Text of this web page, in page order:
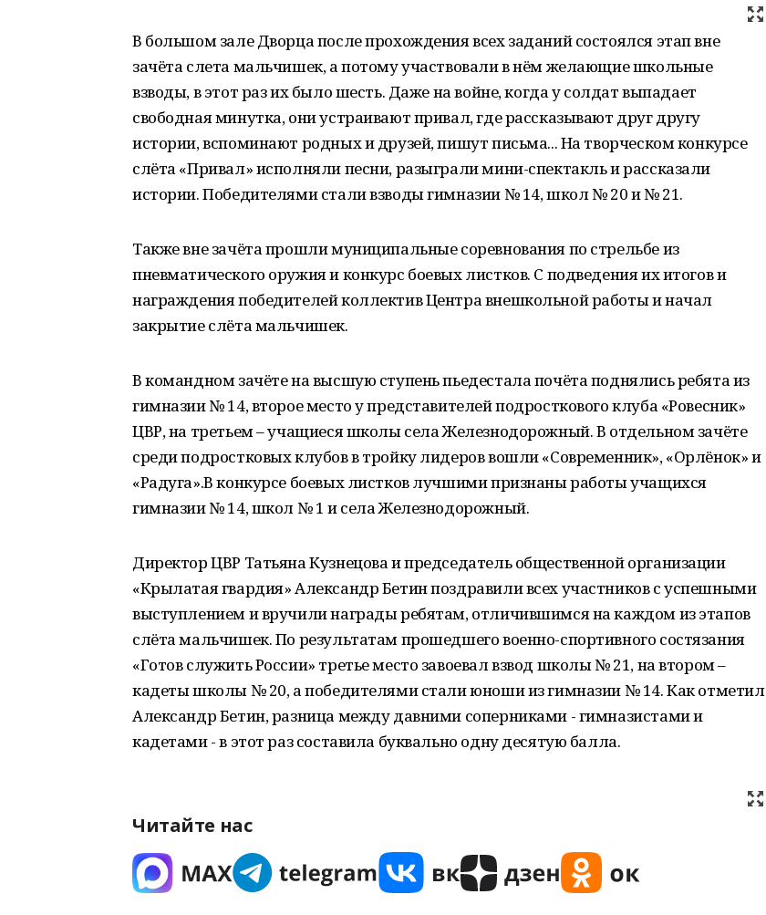
В большом зале Дворца после прохождения всех заданий состоялся этап вне
зачёта слета мальчишек, а потому участвовали в нём желающие школьные
взводы, в этот раз их было шесть. Даже на войне, когда у солдат выпадает
свободная минутка, они устраивают привал, где рассказывают друг другу
истории, вспоминают родных и друзей, пишут письма... На творческом конкурсе
слёта «Привал» исполняли песни, разыграли мини-спектакль и рассказали
истории. Победителями стали взводы гимназии № 14, школ № 20 и № 21.
Также вне зачёта прошли муниципальные соревнования по стрельбе из
пневматического оружия и конкурс боевых листков. С подведения их итогов и
награждения победителей коллектив Центра внешкольной работы и начал
закрытие слёта мальчишек.
В командном зачёте на высшую ступень пьедестала почёта поднялись ребята из
гимназии № 14, второе место у представителей подросткового клуба «Ровесник»
ЦВР, на третьем – учащиеся школы села Железнодорожный. В отдельном зачёте
среди подростковых клубов в тройку лидеров вошли «Современник», «Орлёнок» и
«Радуга».В конкурсе боевых листков лучшими признаны работы учащихся
гимназии № 14, школ № 1 и села Железнодорожный.
Директор ЦВР Татьяна Кузнецова и председатель общественной организации
«Крылатая гвардия» Александр Бетин поздравили всех участников с успешными
выступлением и вручили награды ребятам, отличившимся на каждом из этапов
слёта мальчишек. По результатам прошедшего военно-спортивного состязания
«Готов служить России» третье место завоевал взвод школы № 21, на втором –
кадеты школы № 20, а победителями стали юноши из гимназии № 14. Как отметил
Александр Бетин, разница между давними соперниками - гимназистами и
кадетами - в этот раз составила буквально одну десятую балла.
Читайте нас